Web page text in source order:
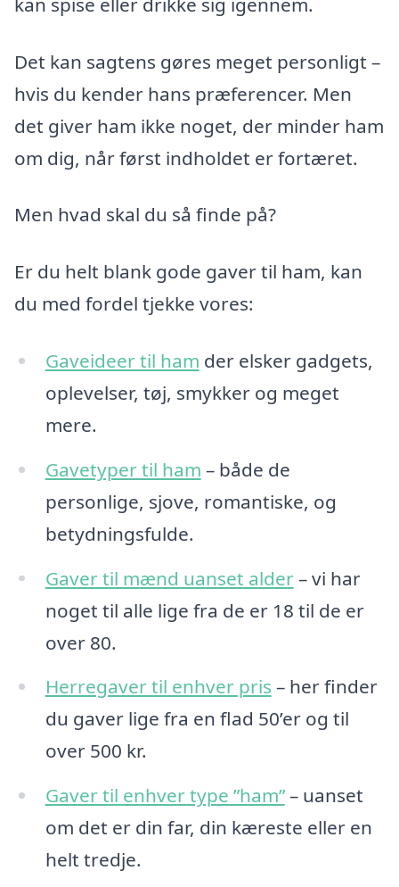
Det kan sagtens gøres meget personligt –
hvis du kender hans præferencer. Men
det giver ham ikke noget, der minder ham
om dig, når først indholdet er fortæret.
Men hvad skal du så finde på?
Er du helt blank gode gaver til ham, kan
du med fordel tjekke vores:
Gaveideer til ham der elsker gadgets,
oplevelser, tøj, smykker og meget
mere.
Gavetyper til ham – både de
personlige, sjove, romantiske, og
betydningsfulde.
Gaver til mænd uanset alder– vi har
noget til alle lige fra de er 18 til de er
over 80.
Herregaver til enhver pris – her finder
du gaver lige fra en flad 50’er og til
over 500 kr.
Gaver til enhver type ”ham”– uanset
om det er din far, din kæreste eller en
helt tredje.